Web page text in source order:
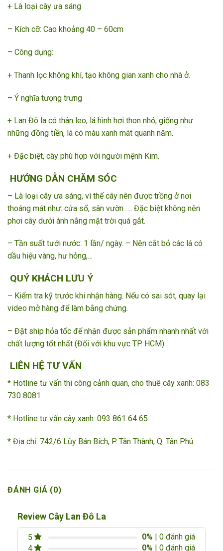
+ Là loại cây ưa sáng
– Kích cỡ: Cao khoảng 40 – 60cm
– Công dụng:
+ Thanh lọc không khí, tạo không gian xanh cho nhà ở.
– Ý nghĩa tượng trưng
+ Lan Đô la có thân leo, lá hình hơi thon nhỏ, giống như
những đồng tiền, lá có màu xanh mát quanh năm.
+ Đặc biệt, cây phù hợp với người mệnh Kim.
HƯỚNG DẪN CHĂM SÓC
– Là loại cây ưa sáng, vì thế cây nên được trồng ở nơi
thoáng mát như: cửa sổ, sân vườn …. Đặc biệt không nên
phơi cây dưới ánh nắng mặt trời quá gắt.
– Tần suất tưới nước: 1 lần/ ngày. – Nên cắt bỏ các lá có
dầu hiệu vàng, hư hỏng,…
QUÝ KHÁCH LƯU Ý
– Kiểm tra kỹ trước khi nhận hàng. Nếu có sai sót, quay lại
video mở hàng để làm bằng chứng.
– Đặt ship hỏa tốc để nhận được sản phẩm nhanh nhất với
chất lượng tốt nhất (Đối với khu vực TP. HCM).
LIÊN HỆ TƯ VẤN
* Hotline tư vấn thi công cảnh quan, cho thuê cây xanh: 083
730 8081
* Hotline tư vấn cây xanh: 093 861 64 65 ­­
* Địa chỉ: 742/6 Lũy Bán Bích, P. Tân Thành, Q. Tân Phú
ĐÁNH GIÁ (0)
Review Cây Lan Đô La
5 0% | 0 đánh giá
4
0% | 0 đánh giá